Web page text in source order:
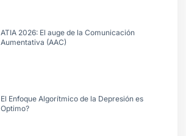
ATIA 2026: El auge de la Comunicación
Aumentativa (AAC)
El Enfoque Algorítmico de la Depresión es
Optimo?